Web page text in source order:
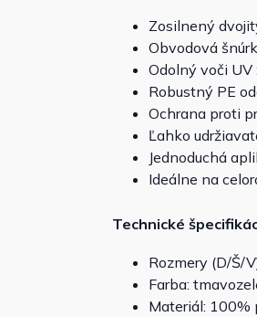
Zosilnený
Obvodová
Odolný voči
Robustný PE
Ochrana proti
Ľahko
Jednoduchá
Ideálne na
Technické
Rozmery (D/Š/
Farba:
Materiál: 100%